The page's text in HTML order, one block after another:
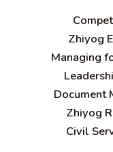
C
Zhiyog
Managing
Document
Zhiyog
Civil